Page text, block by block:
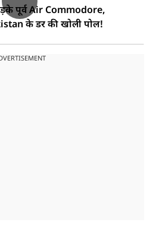
पूर्व Air Commodore,
के डर की खोली पोल!